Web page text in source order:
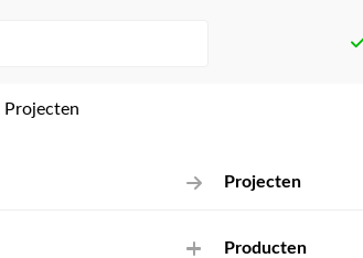
Projecten
Projecten
Producten